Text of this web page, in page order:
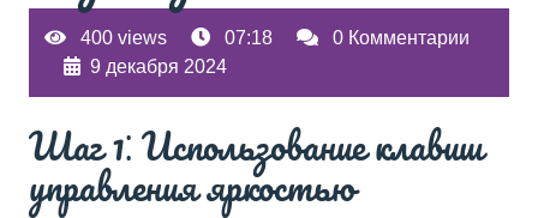
400 views 07:18
0 Комментарии
9 декабря 2024
Шаг 1⁚ Использование клавиш
управления яркостью